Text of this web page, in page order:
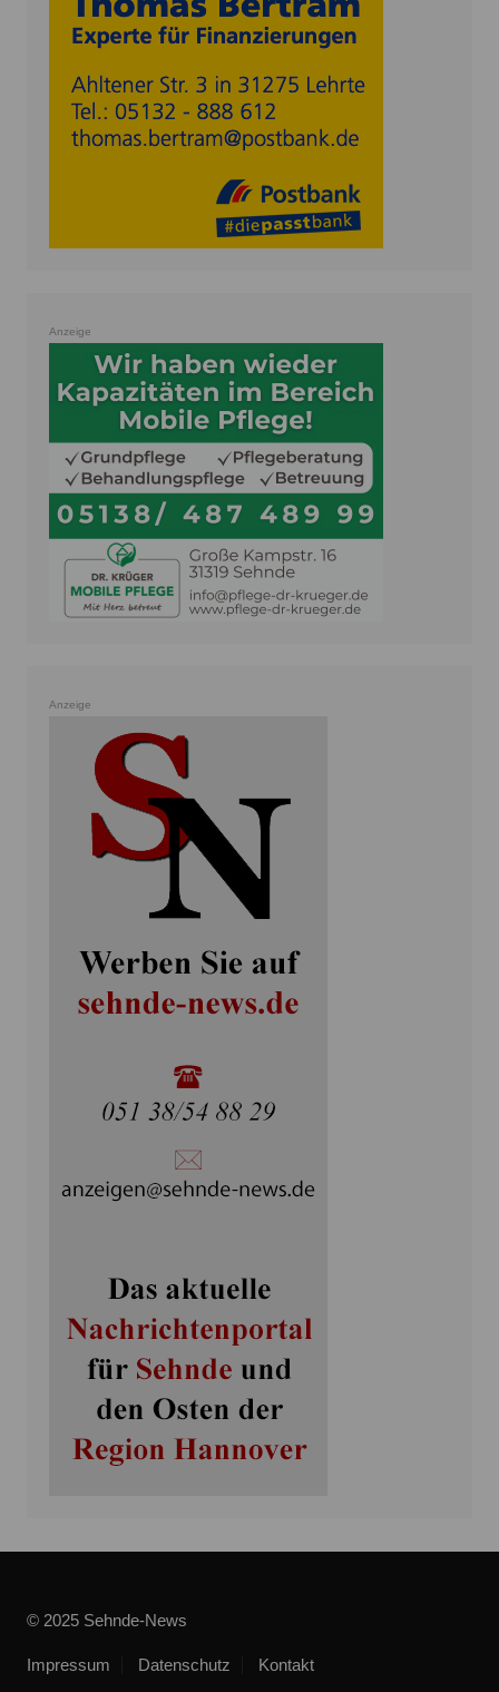
Anzeige
Anzeige
© 2025 Sehnde-News
Impressum Datenschutz Kontakt